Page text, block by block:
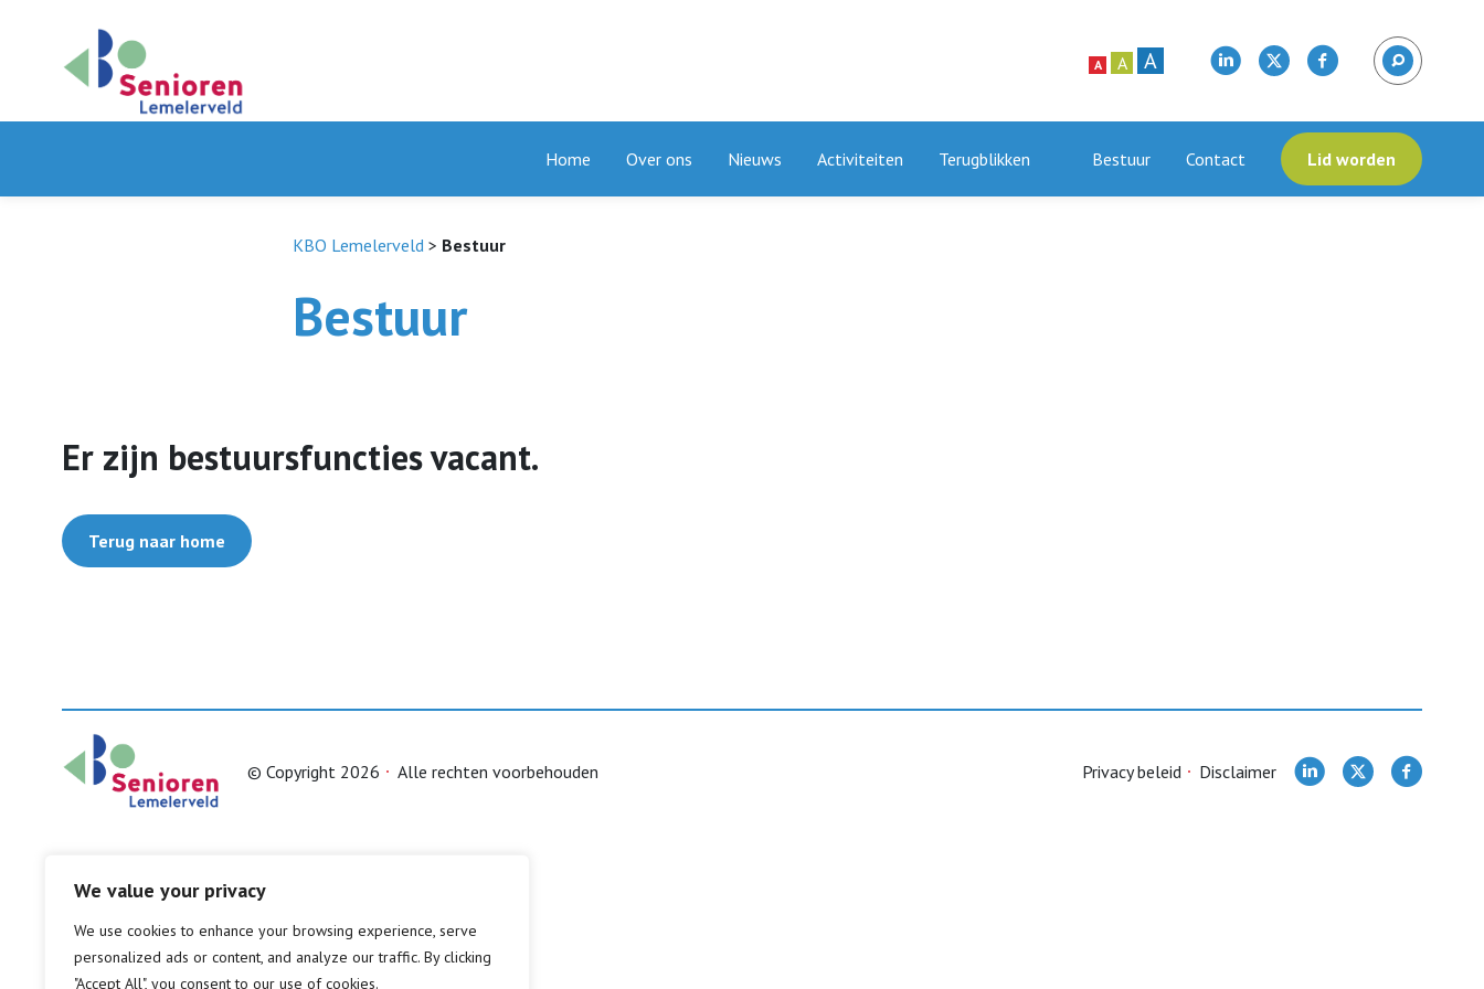
We value your privacy
We use cookies to enhance your browsing experience, serve
personalized ads or content, and analyze our traffic. By clicking
"Accept All", you consent to our use of cookies.
A A A
Home Over ons Nieuws Activiteiten Terugblikken Bestuur Contact Lid worden
KBO Lemelerveld > Bestuur
Bestuur
Er zijn bestuursfuncties vacant.
Terug naar home
© Copyright 2026 Alle rechten voorbehouden Privacy beleid Disclaimer